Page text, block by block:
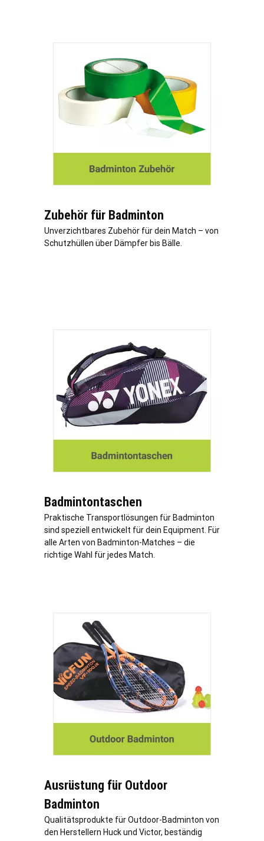
Zubehör für Badminton
Unverzichtbares Zubehör für dein Match – von
Schutzhüllen über Dämpfer bis Bälle.
Badmintontaschen
Praktische Transportlösungen für Badminton
sind speziell entwickelt für dein Equipment. Für
alle Arten von Badminton-Matches – die
richtige Wahl für jedes Match.
Ausrüstung für Outdoor
Badminton
Qualitätsprodukte für Outdoor-Badminton von
den Herstellern Huck und Victor, beständig